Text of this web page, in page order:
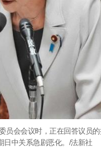
员会会议时，正在回答议员
日中关系急剧恶化。/法新社